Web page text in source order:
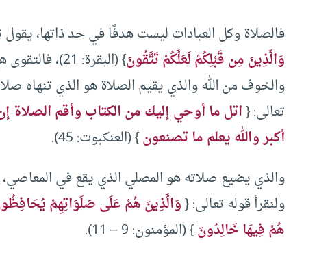
فالصلاة وكل العبادات ليست هدفًا في حد ذاتها، يقول
وَالَّذِينَ مِن قَبْلِكُمْ لَعَلَّكُمْ تَتَّقُونَ
} (البقرة:
والخوف من الله والذي يقيم الصلاة هو الذي تنهاه
تعالى: {اتل ما أوحي إليك من الكتاب وأقم الصلاة
أكبر والله يعلم ما تصنعون} (العنكبوت: 45).
والذي يضيع صلاته هو المصلي الذي يقع في
ولنقرأ قوله تعالى: {وَالَّذِينَ هُمْ عَلَى صَلَوَاتِهِمْ
هُمْ فِيهَا خَالِدُونَ} (المؤمنون: 9 – 11).